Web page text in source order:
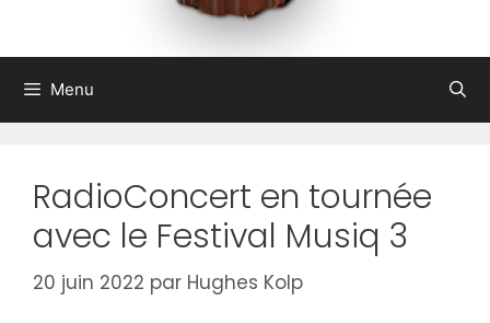
Menu
RadioConcert en tournée
avec le Festival Musiq 3
20 juin 2022 par Hughes Kolp